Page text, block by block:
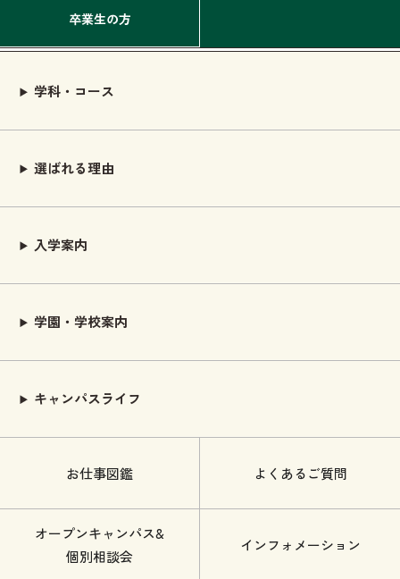
卒業生の方
学科・コース
選ばれる理由
入学案内
学園・学校案内
キャンパスライフ
お仕事図鑑 よくあるご質問
オープンキャンパス&
個別相談会
インフォメーション